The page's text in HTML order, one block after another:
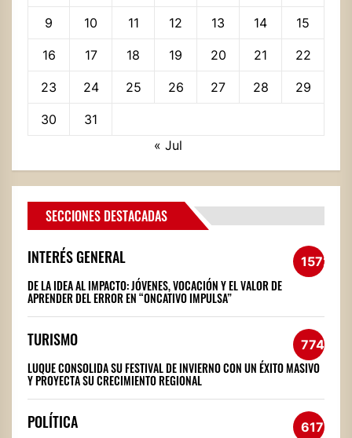
9 10 11 12 13 14 15
16 17 18 19 20 21 22
23 24 25 26 27 28 29
30
31
« Jul
SECCIONES DESTACADAS
INTERÉS GENERAL 1572
DE LA IDEA AL IMPACTO: JÓVENES, VOCACIÓN Y EL VALOR DE
APRENDER DEL ERROR EN “ONCATIVO IMPULSA”
TURISMO 774
LUQUE CONSOLIDA SU FESTIVAL DE INVIERNO CON UN ÉXITO MASIVO
Y PROYECTA SU CRECIMIENTO REGIONAL
POLÍTICA 617